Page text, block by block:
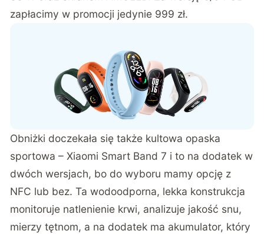
zapłacimy w promocji jedynie 999 zł.
Obniżki doczekała się także kultowa opaska
sportowa – Xiaomi Smart Band 7 i to na dodatek w
dwóch wersjach, bo do wyboru mamy opcję z
NFC lub bez. Ta wodoodporna, lekka konstrukcja
monitoruje natlenienie krwi, analizuje jakość snu,
mierzy tętnom, a na dodatek ma akumulator, który